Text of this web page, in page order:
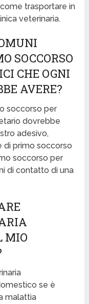
trasportare in
veterinaria.
SOCCORSO
CHE OGNI
AVERE?
soccorso per
dovrebbe
adesivo,
di primo soccorso
soccorso per
di contatto di una
MIO
se è
malattia